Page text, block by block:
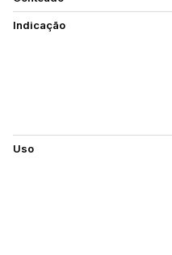
Indicação
Uso